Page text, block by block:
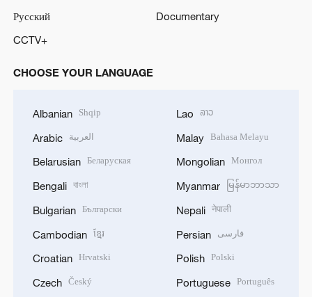
Русский
Documentary
CCTV+
CHOOSE YOUR LANGUAGE
Albanian Shqip
Arabic العربية
Belarusian Беларуская
Bengali বাংলা
Bulgarian Български
Cambodian ខ្មែរ
Croatian Hrvatski
Czech Český
Lao ລາວ
Malay Bahasa Melayu
Mongolian Монгол
Myanmar မြန်မာဘာသာ
Nepali नेपाली
Persian فارسی
Polish Polski
Portuguese Português